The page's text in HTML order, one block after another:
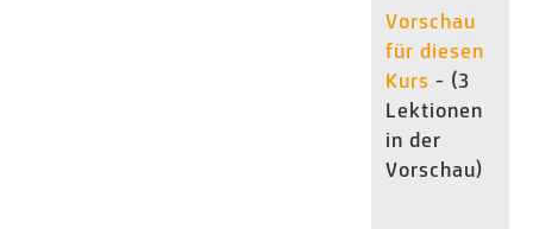
Vorschau
für diesen
Kurs - (3
Lektionen
in der
Vorschau)